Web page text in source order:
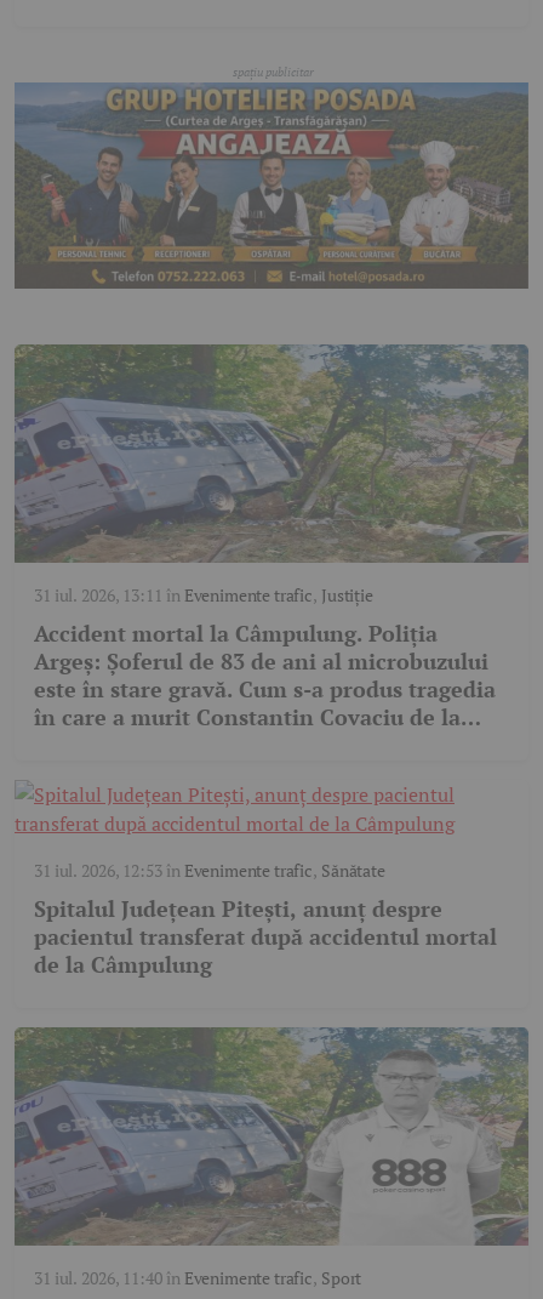
31 iul. 2026, 13:11 în Evenimente trafic, Justiție
Accident mortal la Câmpulung. Poliția
Argeș: Șoferul de 83 de ani al microbuzului
este în stare gravă. Cum s-a produs tragedia
în care a murit Constantin Covaciu de la
31 iul. 2026, 12:53în Evenimente trafic, Sănătate
Spitalul Județean Pitești, anunț despre
pacientul transferat după accidentul mortal
de la Câmpulung
31 iul. 2026, 11:40în Evenimente trafic, Sport